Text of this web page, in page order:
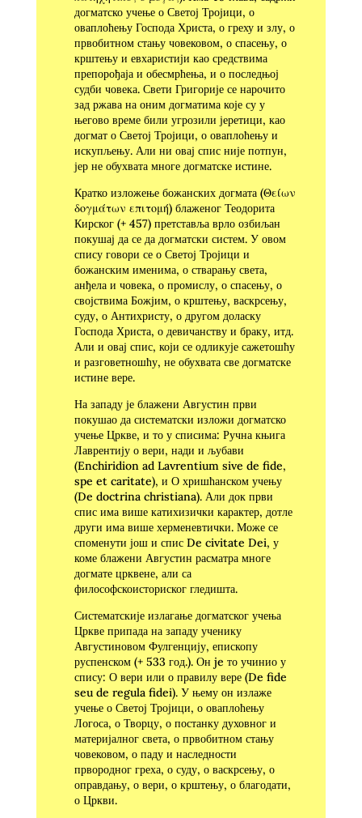
догматско учење о Светој Тројици, о
оваплоћењу Господа Христа, о греху и злу, о
првобитном стању човековом, о спасењу, о
крштењу и евхаристији као средствима
препорођаја и обесмрћења, и о последњој
судби човека. Свети Григорије се нарочито
зад ржава на оним догматима које су у
његово време били угрозили јеретици, као
догмат о Светој Тројици, о оваплоћењу и
искупљењу. Али ни овај спис није потпун,
јер не обухвата многе догматске истине.
Кратко изложење божанских догмата (Θείων
δογμάτων επιτομή) блаженог Теодорита
Кирског (+ 457) претставља врло озбиљан
покушај да се да догматски систем. У овом
спису говори се о Светој Тројици и
божанским именима, о стварању света,
анђела и човека, о промислу, о спасењу, о
својствима Божјим, о крштењу, васкрсењу,
суду, о Антихристу, о другом доласку
Господа Христа, о девичанству и браку, итд.
Али и овај спис, који се одликује сажетошћу
и разговетношћу, не обухвата све догматске
истине вере.
На западу је блажени Августин први
покушао да систематски изложи догматско
учење Цркве, и то у списима: Ручна књига
Лаврентију о вери, нади и љубави
(Enchiridion ad Lavrentium sive de fide,
spe et caritate), и О хришћанском учењу
(De doctrina christiana). Али док први
спис има више катихизички карактер, дотле
други има више херменевтички. Може се
споменути још и спис De civitate Dei, у
коме блаже­ни Августин расматра многе
догмате црквене, али са
философскоисториског гледишта.
Систематскије излагање догматског учења
Цркве припада на западу ученику
Августиновом Фулгенцију, еписко­пу
руспенском (+ 533 год.). Он je то учинио у
спису: О вери или о правилу вере (De fide
seu de regula fidei). У њему он излаже
учење о Светој Тројици, о оваплоћењу
Логоса, о Творцу, о постанку духовног и
материјалног света, о првобитном стању
човековом, о паду и наследности
првородног греха, о суду, о васкрсењу, о
оправдању, о вери, о крштењу, о благо­дати,
о Цркви.